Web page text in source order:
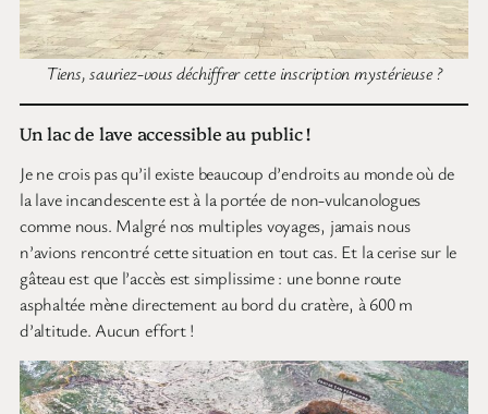
Tiens, sauriez-vous déchiffrer cette inscription mystérieuse ?
Un lac de lave accessible au public !
Je ne crois pas qu’il existe beaucoup d’endroits au monde où de
la lave incandescente est à la portée de non-vulcanologues
comme nous. Malgré nos multiples voyages, jamais nous
n’avions rencontré cette situation en tout cas. Et la cerise sur le
gâteau est que l’accès est simplissime : une bonne route
asphaltée mène directement au bord du cratère, à 600 m
d’altitude. Aucun effort !